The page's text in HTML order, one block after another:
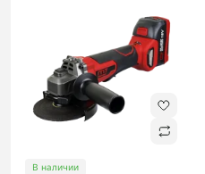
В наличии